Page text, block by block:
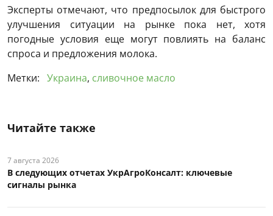
Эксперты отмечают, что предпосылок для быстрого
улучшения ситуации на рынке пока нет, хотя
погодные условия еще могут повлиять на баланс
спроса и предложения молока.
Метки: Украина, сливочное масло
Читайте также
7 августа 2026
В следующих отчетах УкрАгроКонсалт: ключевые
сигналы рынка